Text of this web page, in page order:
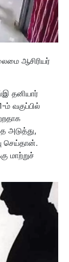
ஆசிரியர்
தனியார்
ம் வகுப்பில்
அடுத்து,
செய்தான்.
மாற்றுச்